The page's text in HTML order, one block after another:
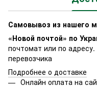
Самовывоз из нашего
«Новой почтой» по
почтомат или по
перевозчика
Подробнее о доставке
Онлайн оплата на